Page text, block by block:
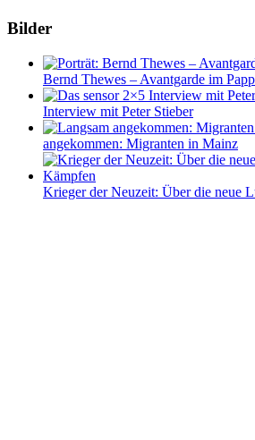
Bilder
Bernd Thewes – Avantgarde im
Interview mit Peter Stieber
angekommen: Migranten in Mainz
Krieger der Neuzeit: Über die neue